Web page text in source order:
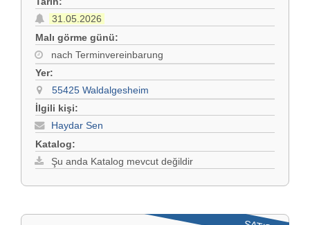
31.05.2026
Malı görme günü:
nach Terminvereinbarung
Yer:
55425 Waldalgesheim
İlgili kişi:
Haydar Sen
Katalog:
Şu anda Katalog mevcut değildir